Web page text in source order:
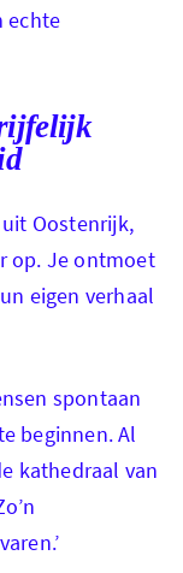
echte
Oostenrijk,
op. Je ontmoet
eigen verhaal
spontaan
beginnen. Al
kathedraal van